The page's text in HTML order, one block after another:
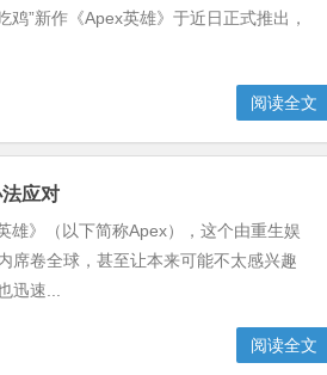
”新作《Apex英雄》于近日正式推出，
阅读全文
应对
雄》（以下简称Apex），这个由重生娱
席卷全球，甚至让本来可能不太感兴趣
迅速...
阅读全文